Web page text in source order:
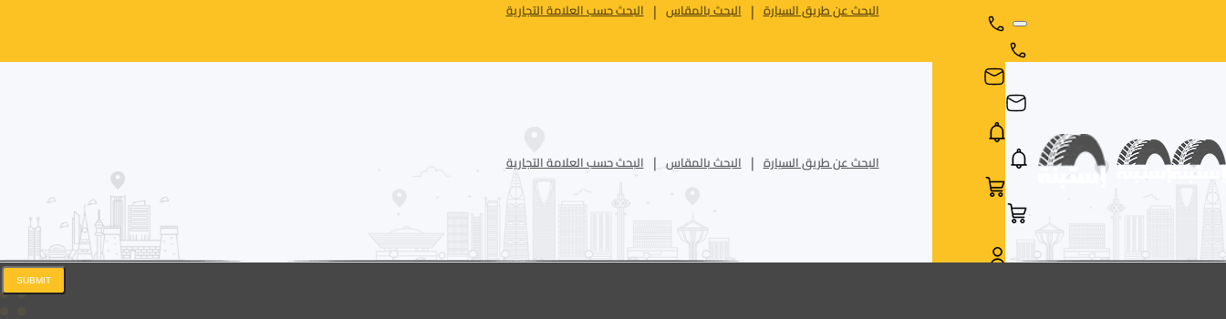
البحث عن طريق السيارة البحث بالمقاس البحث حسب العلامة التجارية
البحث عن طريق السيارة البحث بالمقاس البحث حسب العلامة التجارية
SUBMIT